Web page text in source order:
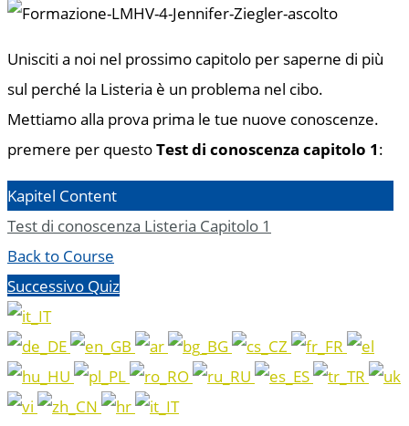
Unisciti a noi nel prossimo capitolo per saperne di più
sul perché la Listeria è un problema nel cibo.
Mettiamo alla prova prima le tue nuove conoscenze.
premere per questoTest di conoscenza capitolo 1:
Kapitel Content
Test di conoscenza Listeria Capitolo 1
Back to Course
Successivo Quiz